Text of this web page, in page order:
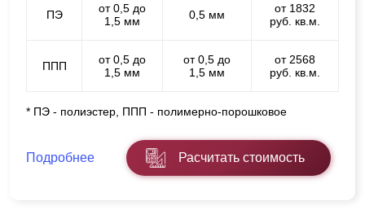
ПЭ
от 0,5 до
1,5 мм
0,5 мм
от 1832
руб. кв.м.
ППП
от 0,5 до
1,5 мм
от 0,5 до
1,5 мм
от 2568
руб. кв.м.
* ПЭ - полиэстер, ППП - полимерно-порошковое
Подробнее Расчитать стоимость